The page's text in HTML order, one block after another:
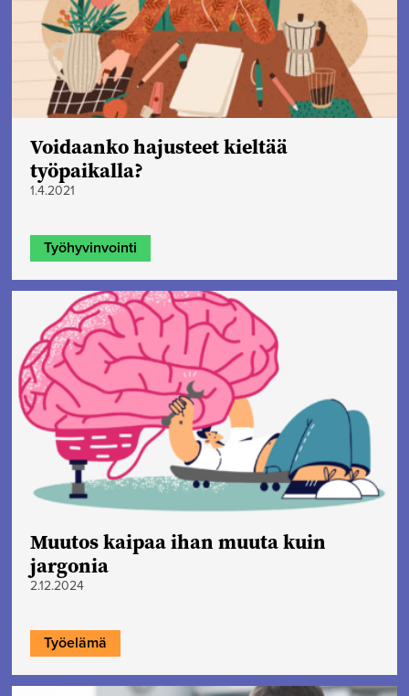
Voidaanko hajusteet kieltää
työpaikalla?
1.4.2021
Työhyvinvointi
Muutos kaipaa ihan muuta kuin
jargonia
2.12.2024
Työelämä